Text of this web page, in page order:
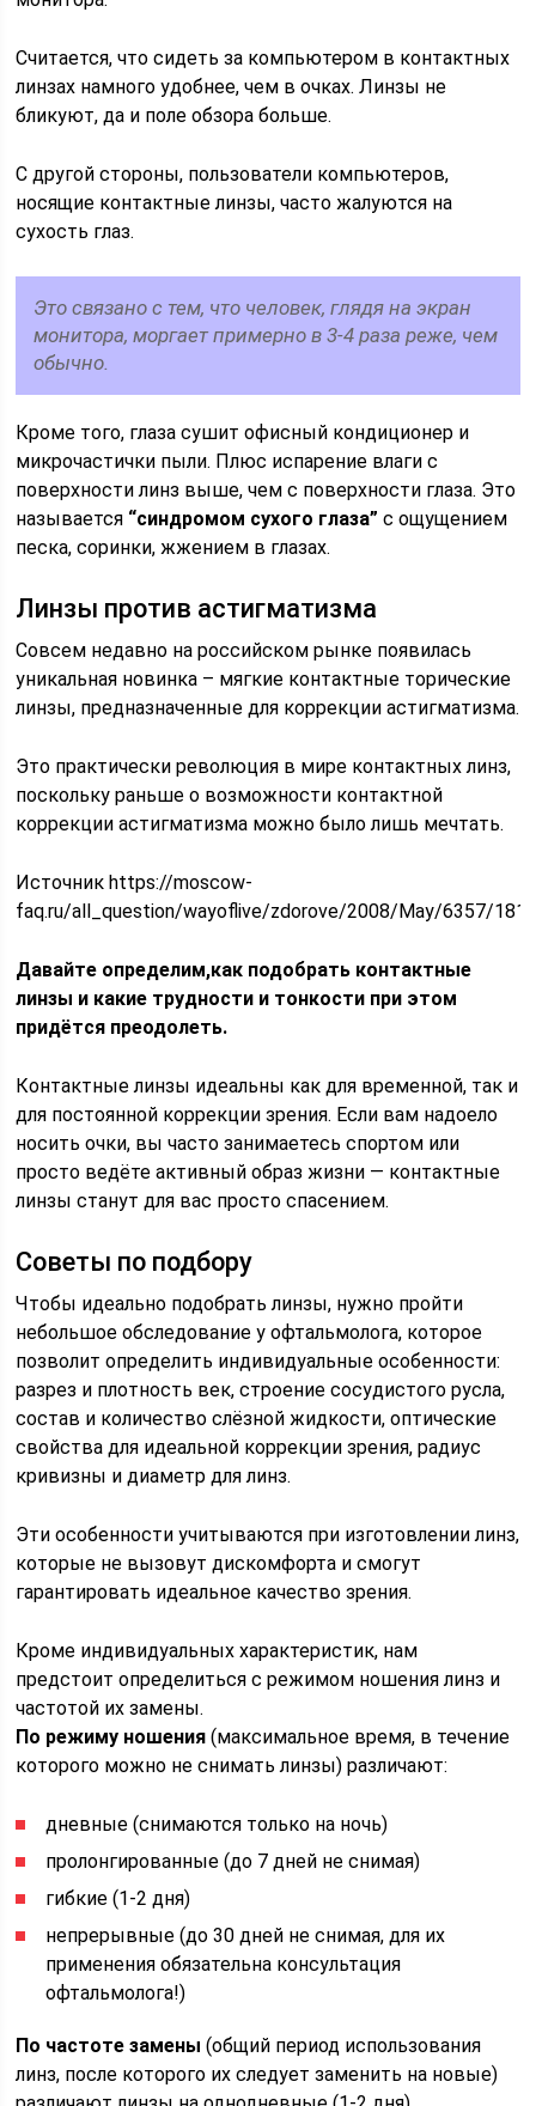
Считается, что сидеть за компьютером в контактных
линзах намного удобнее, чем в очках. Линзы не
бликуют, да и поле обзора больше.
С другой стороны, пользователи компьютеров,
носящие контактные линзы, часто жалуются на
сухость глаз.
Это связано с тем, что человек, глядя на экран
монитора, моргает примерно в 3-4 раза реже, чем
обычно.
Кроме того, глаза сушит офисный кондиционер и
микрочастички пыли. Плюс испарение влаги с
поверхности линз выше, чем с поверхности глаза. Это
называется “синдромом сухого глаза” с ощущением
песка, соринки, жжением в глазах.
Линзы против астигматизма
Совсем недавно на российском рынке появилась
уникальная новинка – мягкие контактные торические
линзы, предназначенные для коррекции астигматизма.
Это практически революция в мире контактных линз,
поскольку раньше о возможности контактной
коррекции астигматизма можно было лишь мечтать.
Источник https://moscow-
faq.ru/all_question/wayoflive/zdorove/2008/May/6357/
Давайте определим,как подобрать контактные
линзы и какие трудности и тонкости при этом
придётся преодолеть.
Контактные линзы идеальны как для временной, так и
для постоянной коррекции зрения. Если вам надоело
носить очки, вы часто занимаетесь спортом или
просто ведёте активный образ жизни — контактные
линзы станут для вас просто спасением.
Советы по подбору
Чтобы идеально подобрать линзы, нужно пройти
небольшое обследование у офтальмолога, которое
позволит определить индивидуальные особенности:
разрез и плотность век, строение сосудистого русла,
состав и количество слёзной жидкости, оптические
свойства для идеальной коррекции зрения, радиус
кривизны и диаметр для линз.
Эти особенности учитываются при изготовлении линз,
которые не вызовут дискомфорта и смогут
гарантировать идеальное качество зрения.
Кроме индивидуальных характеристик, нам
предстоит определиться с режимом ношения линз и
частотой их замены.
По режиму ношения (максимальное время, в течение
которого можно не снимать линзы) различают:
дневные (снимаются только на ночь)
пролонгированные (до 7 дней не снимая)
гибкие (1-2 дня)
непрерывные (до 30 дней не снимая, для их
применения обязательна консультация
офтальмолога!)
По частоте замены(общий период использования
линз, после которого их следует заменить на новые)